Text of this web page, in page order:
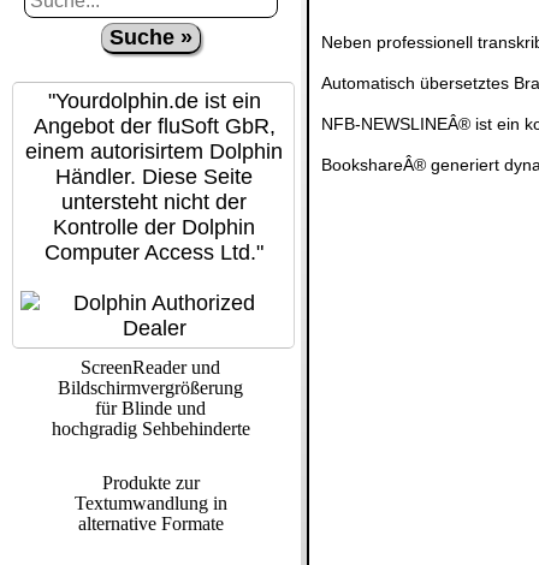
Neben professionell
Automatisch übersetztes
NFB-NEWSLINEÂ® ist ein
BookshareÂ® generiert
"Yourdolphin.de ist ein
Angebot der fluSoft GbR,
einem autorisirtem Dolphin
Händler. Diese Seite
untersteht nicht der
Kontrolle der Dolphin
Computer Access Ltd."
ScreenReader und
Bildschirmvergrößerung
für Blinde und
hochgradig Sehbehinderte
Produkte zur
Textumwandlung in
alternative Formate